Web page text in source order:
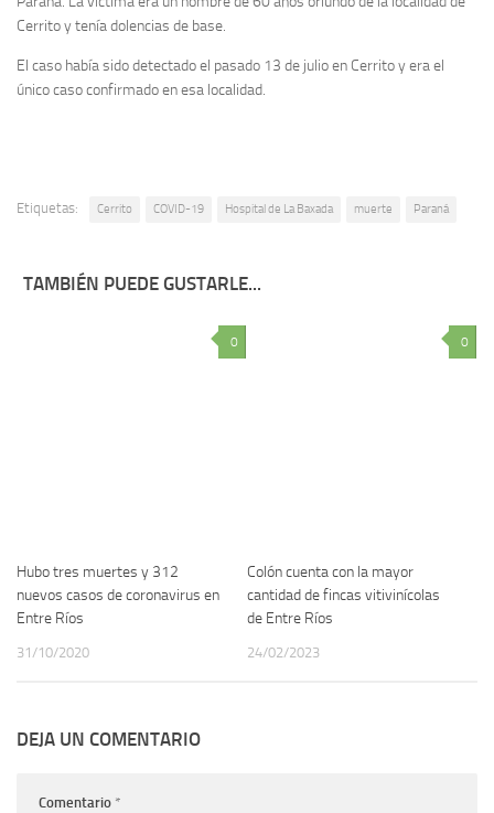
Cerrito y tenía dolencias de base.
El caso había sido detectado el pasado 13 de julio en Cerrito y era el
único caso confirmado en esa localidad.
Etiquetas: Cerrito COVID-19 Hospital de La Baxada muerte Paraná
TAMBIÉN PUEDE GUSTARLE...
0
Hubo tres muertes y 312
nuevos casos de coronavirus en
Entre Ríos
31/10/2020
0
Colón cuenta con la mayor
cantidad de fincas vitivinícolas
de Entre Ríos
24/02/2023
DEJA UN COMENTARIO
Comentario *